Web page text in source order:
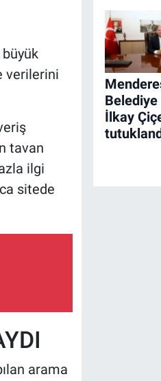
verilerini
tavan
ilgi
sitede
arama
Belediye
İlkay